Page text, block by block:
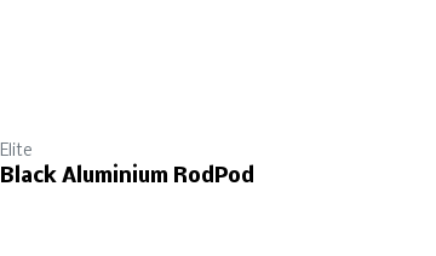
Elite
Black Aluminium RodPod